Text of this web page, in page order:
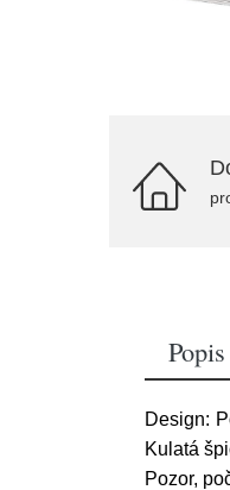
Design:
Kulatá
Pozor,